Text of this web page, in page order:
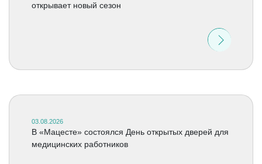
открывает новый сезон
03.08.2026
В «Мацесте» состоялся День открытых дверей для
медицинских работников